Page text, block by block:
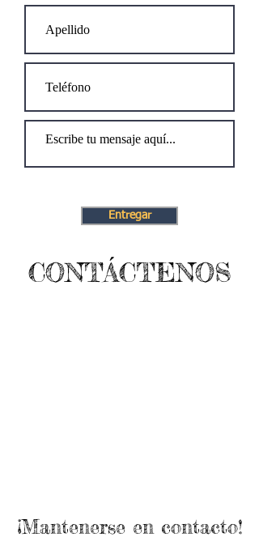
Entregar
CONTÁCTENOS
¡Mantenerse en contacto!